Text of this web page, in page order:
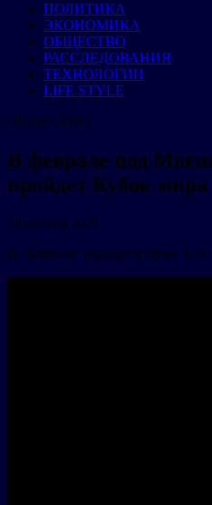
ПОЛИТИКА
ЭКОНОМИКА
ОБЩЕСТВО
РАССЛЕДОВАНИЯ
ТЕХНОЛОГИИ
LIFE STYLE
ОБЩЕСТВО
В феврале под
пройдет Кубок мира
18 января 2021
В "Банном" окажутся более 120